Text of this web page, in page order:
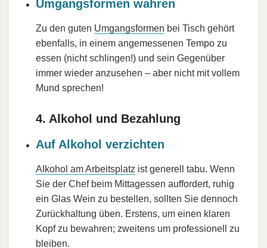
Umgangsformen wahren
Zu den guten Umgangsformen bei Tisch gehört
ebenfalls, in einem angemessenen Tempo zu
essen (nicht schlingen!) und sein Gegenüber
immer wieder anzusehen – aber nicht mit vollem
Mund sprechen!
4. Alkohol und Bezahlung
Auf Alkohol verzichten
Alkohol am Arbeitsplatz ist generell tabu. Wenn
Sie der Chef beim Mittagessen auffordert, ruhig
ein Glas Wein zu bestellen, sollten Sie dennoch
Zurückhaltung üben. Erstens, um einen klaren
Kopf zu bewahren; zweitens um professionell zu
bleiben.